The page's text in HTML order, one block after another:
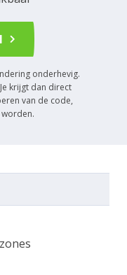
onderhevig.
krijgt dan direct
van de code,